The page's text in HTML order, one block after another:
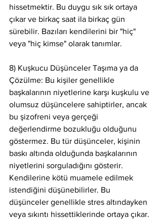
hissetmektir. Bu duygu sık sık ortaya
çıkar ve birkaç saat ila birkaç gün
sürebilir. Bazıları kendilerini bir "hiç"
veya "hiç kimse" olarak tanımlar.
8) Kuşkucu Düşünceler Taşıma ya da
Çözülme: Bu kişiler genellikle
başkalarının niyetlerine karşı kuşkulu ve
olumsuz düşüncelere sahiptirler, ancak
bu şizofreni veya gerçeği
değerlendirme bozukluğu olduğunu
göstermez. Bu tür düşünceler, kişinin
baskı altında olduğunda başkalarının
niyetlerini sorguladığını gösterir.
Kendilerine kötü muamele edilmek
istendiğini düşünebilirler. Bu
düşünceler genellikle stres altındayken
veya sıkıntı hissettiklerinde ortaya çıkar.